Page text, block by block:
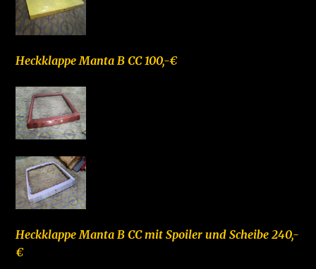
Heckklappe Manta B CC 100,-€
Heckklappe Manta B CC mit Spoiler und Scheibe 240,-
€